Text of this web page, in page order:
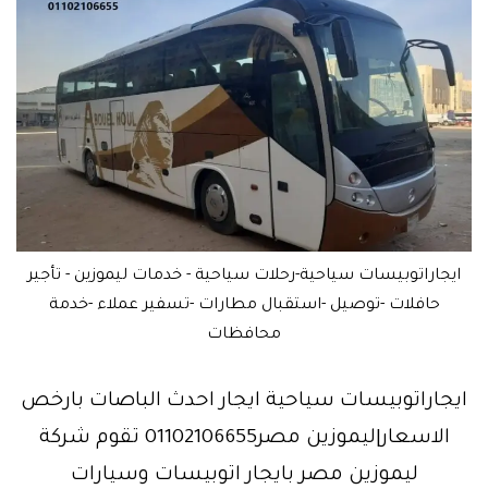
ايجاراتوبيسات سياحية-رحلات سياحية - خدمات ليموزين - تأجير
حافلات -توصيل -استقبال مطارات -تسفير عملاء -خدمة
محافظات
ايجاراتوبيسات سياحية ايجار احدث الباصات بارخص
الاسعار|ليموزين مصر01102106655 تقوم شركة
ليموزين مصر بايجار اتوبيسات وسيارات